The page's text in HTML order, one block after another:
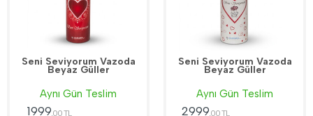
Seni Seviyorum Vazoda
Beyaz Güller
Aynı Gün Teslim
1999 ,00 TL
Seni Seviyorum Vazoda
Beyaz Güller
Aynı Gün Teslim
2999 ,00 TL